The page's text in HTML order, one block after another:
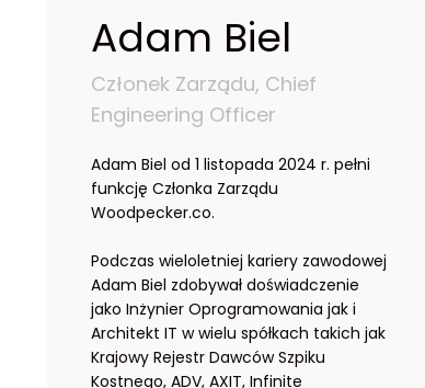
Adam Biel
Członek Zarządu, Chief
Engineering Officer
Adam Biel od 1 listopada 2024 r. pełni
funkcję Członka Zarządu
Woodpecker.co.
Podczas wieloletniej kariery zawodowej
Adam Biel zdobywał doświadczenie
jako Inżynier Oprogramowania jak i
Architekt IT w wielu spółkach takich jak
Krajowy Rejestr Dawców Szpiku
Kostnego, ADV, AXIT, Infinite